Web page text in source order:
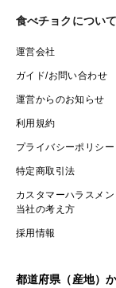
食べチョクについて
運営会社
ガイド/お問い合わせ
運営からのお知らせ
利用規約
プライバシーポリシー
特定商取引法
カスタマーハラスメ
当社の考え方
採用情報
都道府県（産地）